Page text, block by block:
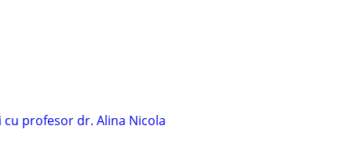
cu profesor dr. Alina Nicola